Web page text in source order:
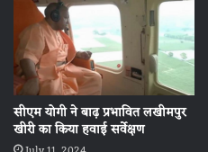
सीएम योगी ने बाढ़ प्रभावित लखीमपुर
खीरी का किया हवाई सर्वेक्षण